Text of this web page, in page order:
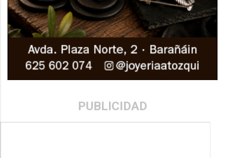
PUBLICIDAD